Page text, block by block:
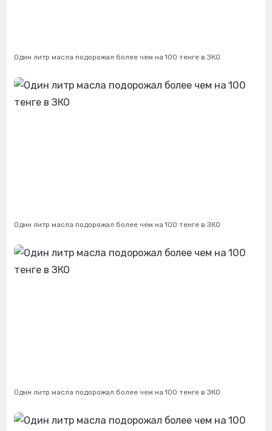
Один литр масла подорожал более чем на 100 тенге в ЗКО
Один литр масла подорожал более чем на 100 тенге в ЗКО
Один литр масла подорожал более чем на 100 тенге в ЗКО